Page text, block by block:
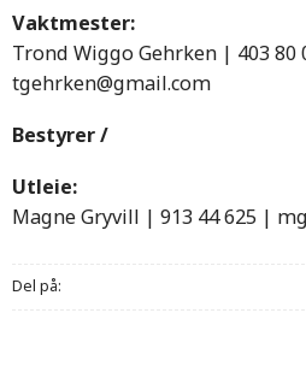
Vaktmester:
Trond Wiggo Gehrken | 403 80
tgehrken@gmail.com
Bestyrer /
Utleie:
Magne Gryvill | 913 44 625 |
Del på: